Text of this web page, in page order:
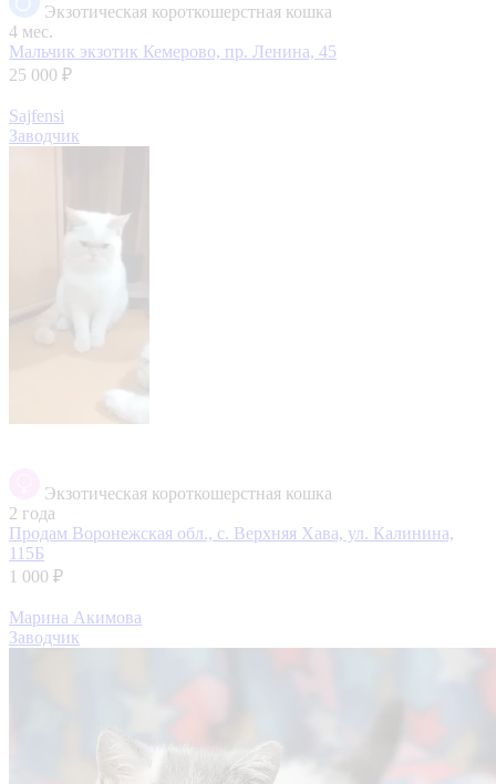
Экзотическая короткошерстная кошка
4 мес.
Мальчик экзотик Кемерово, пр. Ленина, 45
25 000 ₽
Sajfensi
Заводчик
Экзотическая короткошерстная кошка
2 года
Продам Воронежская обл., с. Верхняя Хава, ул. Калинина,
115Б
1 000 ₽
Марина Акимова
Заводчик